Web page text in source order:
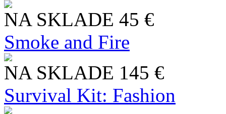
NA SKLADE 45 €
Smoke and Fire
NA SKLADE 145 €
Survival Kit: Fashion